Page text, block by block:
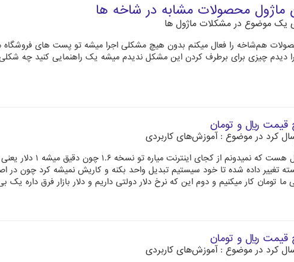
محصولات مشابه در شاخه ها
یک موضوع در مشکلات ماژول ها
هم‌شاخه را فعال میکنم بدون هیچ مشکلی اجرا میشه تو پست های
دیدم چیزی برای برطرف کردن این مشکل ندیدم میشه یک راهنمایی کنید چه
ریال و تومان
کرد در موضوع :آموزش‌های کاربردی
داده شده تا خود سیستیم تبدیل واحد بکنه و کاریش نمیشه کرد چون در
تومان کار میکنیم و دوم این که نرخ دلار دولتی داریم و دلار بازار فرق داره یک
ریال و تومان
کرد در موضوع :آموزش‌های کاربردی